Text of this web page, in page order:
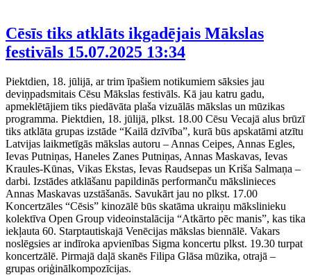
Cēsīs tiks atklāts ikgadējais Mākslas
festivāls 15.07.2025 13:34
Piektdien, 18. jūlijā, ar trim īpašiem notikumiem sāksies jau
deviņpadsmitais Cēsu Mākslas festivāls. Kā jau katru gadu,
apmeklētājiem tiks piedāvāta plaša vizuālās mākslas un mūzikas
programma. Piektdien, 18. jūlijā, plkst. 18.00 Cēsu Vecajā alus brūzī
tiks atklāta grupas izstāde “Kailā dzīvība”, kurā būs apskatāmi atzītu
Latvijas laikmetīgās mākslas autoru – Annas Ceipes, Annas Egles,
Ievas Putniņas, Haneles Zanes Putniņas, Annas Maskavas, Ievas
Kraules-Kūnas, Vikas Ekstas, Ievas Raudsepas un Kriša Salmaņa –
darbi. Izstādes atklāšanu papildinās performanču mākslinieces
Annas Maskavas uzstāšanās. Savukārt jau no plkst. 17.00
Koncertzāles “Cēsis” kinozālē būs skatāma ukraiņu mākslinieku
kolektīva Open Group videoinstalācija “Atkārto pēc manis”, kas tika
iekļauta 60. Starptautiskajā Venēcijas mākslas biennālē. Vakars
noslēgsies ar indīroka apvienības Sigma koncertu plkst. 19.30 turpat
koncertzālē. Pirmajā daļā skanēs Filipa Glāsa mūzika, otrajā –
grupas oriģinālkompozīcijas.